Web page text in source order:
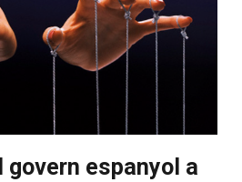
espanyol a